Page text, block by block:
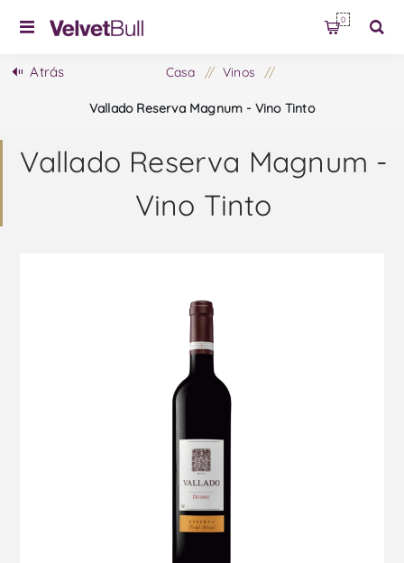
0
Atrás Casa / Vinos /
Vallado Reserva Magnum - Vino Tinto
Vallado Reserva Magnum -
Vino Tinto